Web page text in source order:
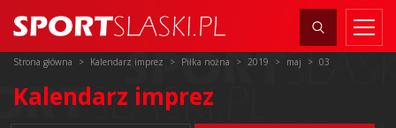
Strona główna Kalendarz imprez Piłka nożna 2019 maj 03
Kalendarz imprez